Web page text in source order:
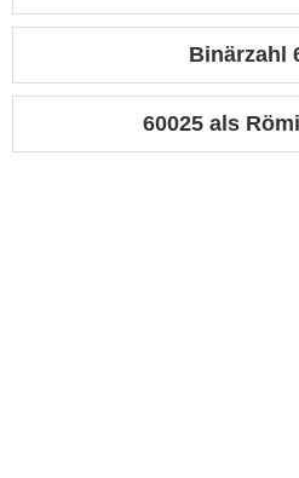
Binärzahl
60025 als